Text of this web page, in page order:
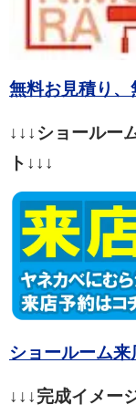
無料お見積り、
↓↓↓ショールー
ト↓↓↓
ショールーム
↓↓↓完成イメー